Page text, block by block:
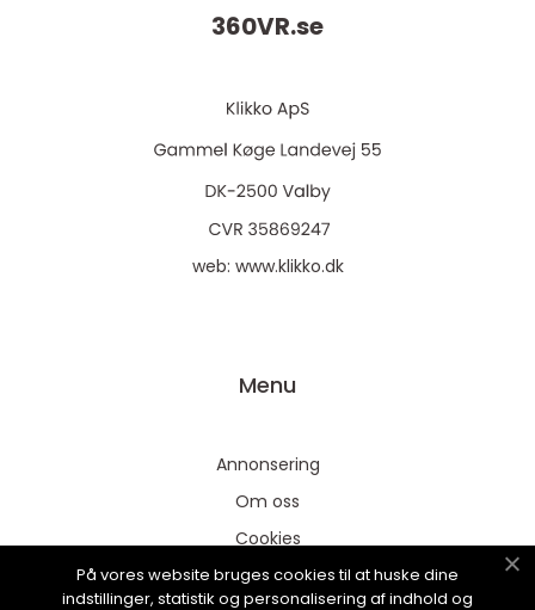
360VR.se
web: www.klikko.dk
Menu
Annonsering
Om oss
Cookies
Kontakta oss
På vores website bruges cookies til at huske dine
indstillinger, statistik og personalisering af indhold og